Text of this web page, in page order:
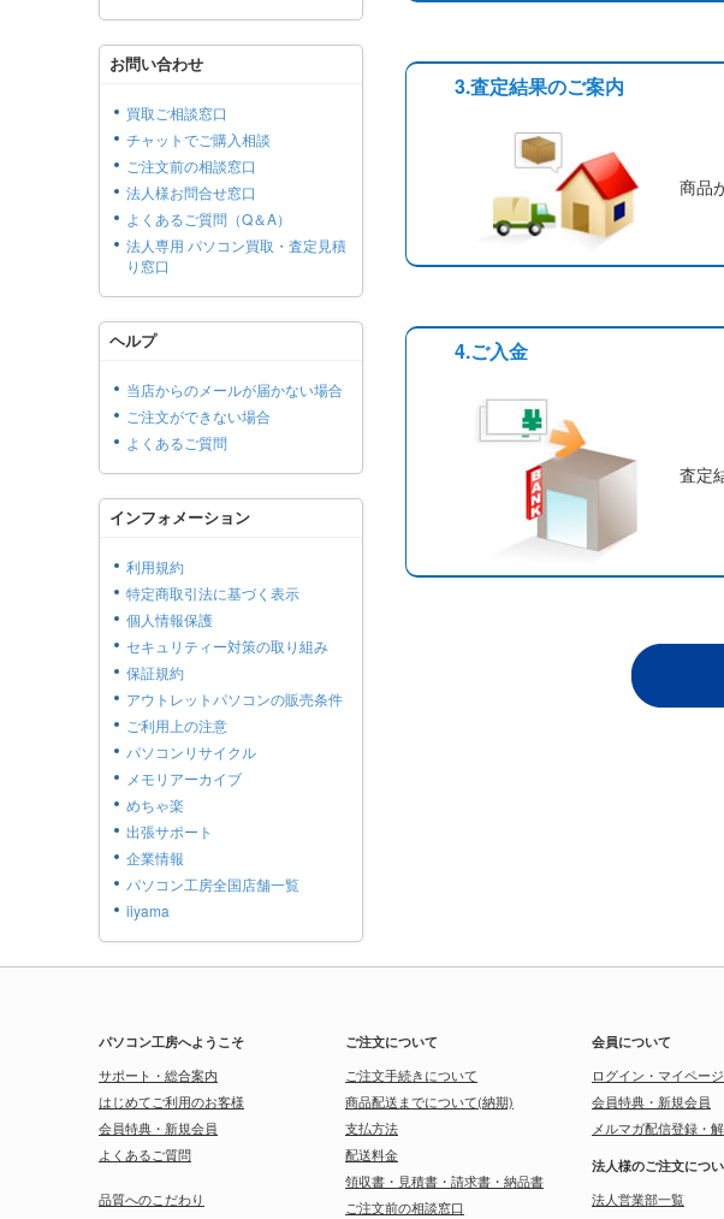
3.査定結果のご案内
商品
4.ご入金
査定
お問い合わせ
買取ご相談窓口
チャットでご購入相談
ご注文前の相談窓口
法人様お問合せ窓口
よくあるご質問（Q＆A）
法人専用 パソコン買取・査定見積
り窓口
ヘルプ
当店からのメールが届かない場合
ご注文ができない場合
よくあるご質問
インフォメーション
利用規約
特定商取引法に基づく表示
個人情報保護
セキュリティー対策の取り組み
保証規約
アウトレットパソコンの販売条件
ご利用上の注意
パソコンリサイクル
メモリアーカイブ
めちゃ楽
出張サポート
企業情報
パソコン工房全国店舗一覧
iiyama
パソコン工房へようこそ
サポート・総合案内
はじめてご利用のお客様
会員特典・新規会員
よくあるご質問
品質へのこだわり
ご注文について
ご注文手続きについて
商品配送までについて(納期)
支払方法
配送料金
領収書・見積書・請求書・納品書
ご注文前の相談窓口
会員について
ログイン・マイページ
会員特典・新規会員
メルマガ配信登録・
法人様のご注文につ
法人営業部一覧